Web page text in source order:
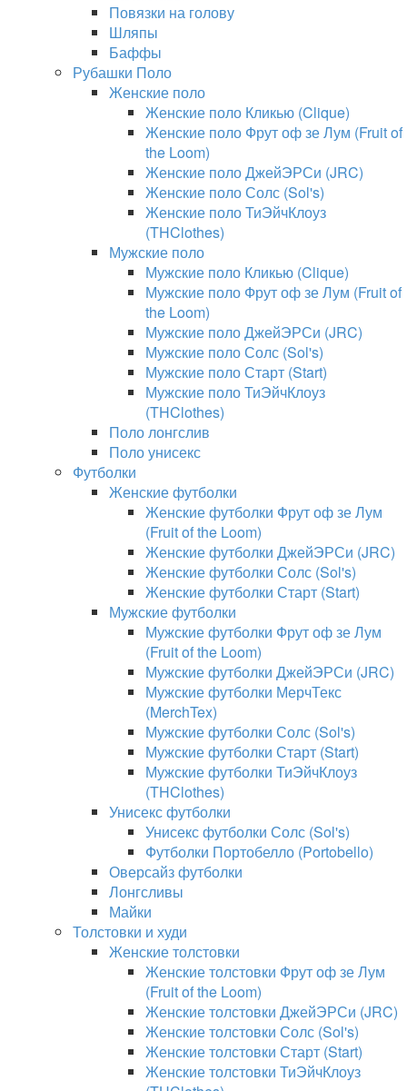
Повязки на голову
Шляпы
Баффы
Рубашки Поло
Женские поло
Женские поло Кликью (Clique)
Женские поло Фрут оф зе Лум (Fruit of
the Loom)
Женские поло ДжейЭРСи (JRC)
Женские поло Солс (Sol's)
Женские поло ТиЭйчКлоуз
(THClothes)
Мужские поло
Мужские поло Кликью (Clique)
Мужские поло Фрут оф зе Лум (Fruit of
the Loom)
Мужские поло ДжейЭРСи (JRC)
Мужские поло Солс (Sol's)
Мужские поло Старт (Start)
Мужские поло ТиЭйчКлоуз
(THClothes)
Поло лонгслив
Поло унисекс
Футболки
Женские футболки
Женские футболки Фрут оф зе Лум
(Fruit of the Loom)
Женские футболки ДжейЭРСи (JRC)
Женские футболки Солс (Sol's)
Женские футболки Старт (Start)
Мужские футболки
Мужские футболки Фрут оф зе Лум
(Fruit of the Loom)
Мужские футболки ДжейЭРСи (JRC)
Мужские футболки МерчТекс
(MerchTex)
Мужские футболки Солс (Sol's)
Мужские футболки Старт (Start)
Мужские футболки ТиЭйчКлоуз
(THClothes)
Унисекс футболки
Унисекс футболки Солс (Sol's)
Футболки Портобелло (Portobello)
Оверсайз футболки
Лонгсливы
Майки
Толстовки и худи
Женские толстовки
Женские толстовки Фрут оф зе Лум
(Fruit of the Loom)
Женские толстовки ДжейЭРСи (JRC)
Женские толстовки Солс (Sol's)
Женские толстовки Старт (Start)
Женские толстовки ТиЭйчКлоуз